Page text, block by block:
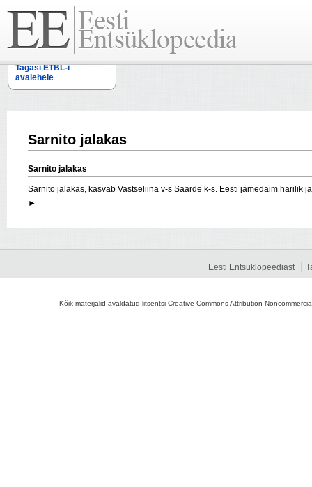
Tagasi ETBL-i
avalehele
Sarnito jalakas
Sarnito jalakas
Sarnito jalakas, kasvab Vastseliina v-s Saarde k-s. Eesti jämedaim harilik
►
Eesti Entsüklopeediast
Kõik materjalid avaldatud litsentsi Creative Commons Attribution-